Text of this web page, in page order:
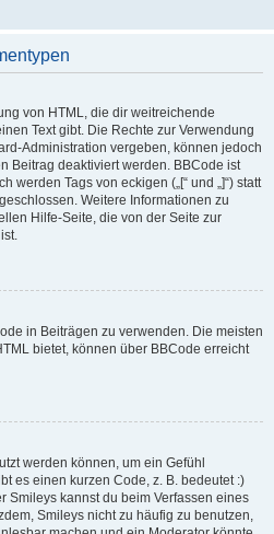
von HTML, die dir weitreichende
Text gibt. Die Rechte zur Verwendung
Administration vergeben, können jedoch
Beitrag deaktiviert werden. BBCode ist
werden Tags von eckigen („[“ und „]“) statt
Weitere Informationen zu
Hilfe-Seite, die von der Seite zur
in Beiträgen zu verwenden. Die meisten
bietet, können über BBCode erreicht
werden können, um ein Gefühl
es einen kurzen Code, z. B. bedeutet :)
Smileys kannst du beim Verfassen eines
Smileys nicht zu häufig zu benutzen,